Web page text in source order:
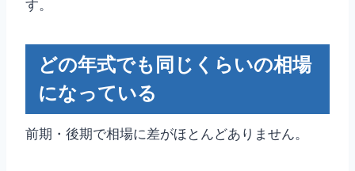
す。
どの年式でも同じくらいの相場
になっている
前期・後期で相場に差がほとんどありません。